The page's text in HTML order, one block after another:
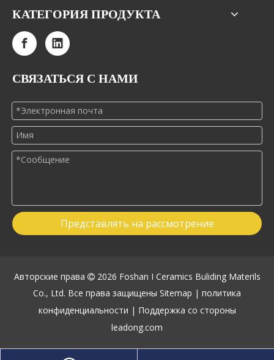
КАТЕГОРИЯ ПРОДУКТА
СВЯЗАТЬСЯ С НАМИ
Представлять на рассмотрение
Авторские права  2026 Foshan I Ceramics Buliding Materils
Co., Ltd. Все права защищены Sitemap | политика
конфиденциальности | Поддержка со стороны
leadong.com